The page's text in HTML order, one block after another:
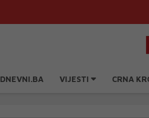
DNEVNI.BA VIJESTI CRNA